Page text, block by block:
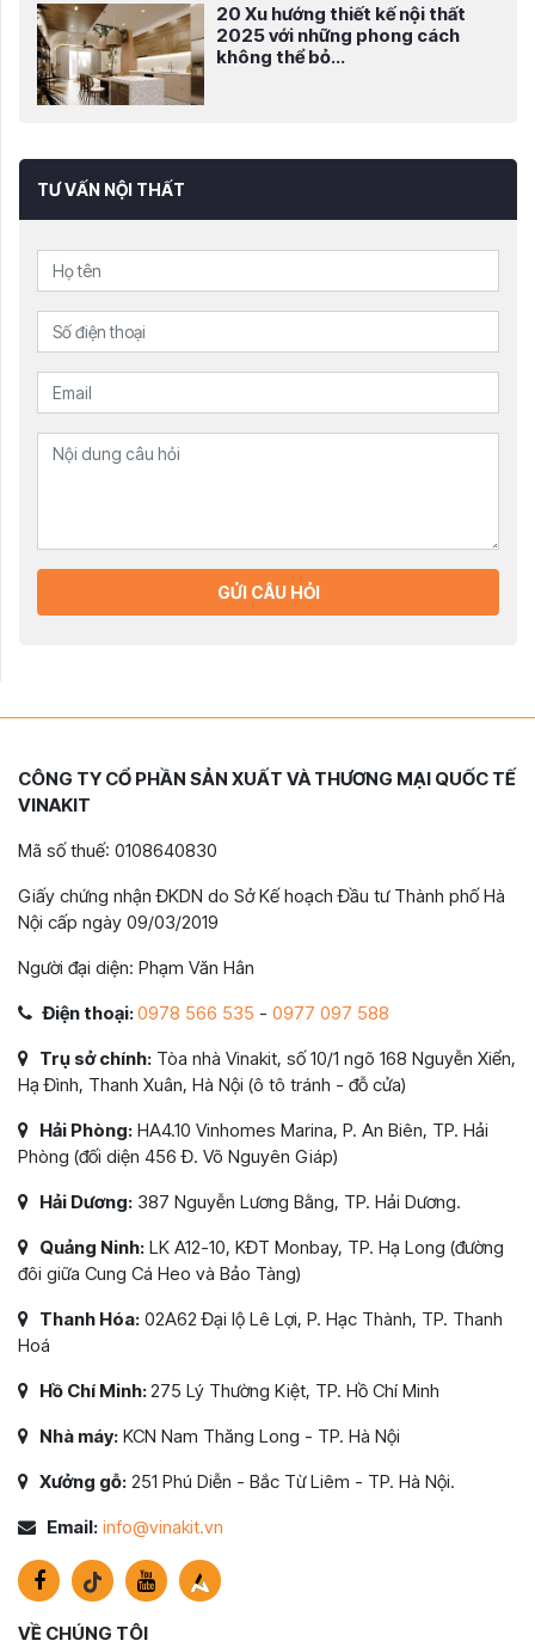
20 Xu hướng thiết kế nội thất
2025 với những phong cách
không thể bỏ...
TƯ VẤN NỘI THẤT
GỬI CÂU HỎI
CÔNG TY CỔ PHẦN SẢN XUẤT VÀ THƯƠNG MẠI QUỐC TẾ
VINAKIT
Mã số thuế: 0108640830
Giấy chứng nhận ĐKDN do Sở Kế hoạch Đầu tư Thành phố Hà
Nội cấp ngày 09/03/2019
Người đại diện: Phạm Văn Hân
Điện thoại:0978 566 535 - 0977 097 588
Trụ sở chính: Tòa nhà Vinakit, số 10/1 ngõ 168 Nguyễn Xiển,
Hạ Đình, Thanh Xuân, Hà Nội (ô tô tránh - đỗ cửa)
Hải Phòng: HA4.10 Vinhomes Marina, P. An Biên, TP. Hải
Phòng (đối diện 456 Đ. Võ Nguyên Giáp)
Hải Dương: 387 Nguyễn Lương Bằng, TP. Hải Dương.
Quảng Ninh: LK A12-10, KĐT Monbay, TP. Hạ Long (đường
đôi giữa Cung Cá Heo và Bảo Tàng)
Thanh Hóa: 02A62 Đại lộ Lê Lợi, P. Hạc Thành, TP. Thanh
Hoá
Hồ Chí Minh:275 Lý Thường Kiệt, TP. Hồ Chí Minh
Nhà máy: KCN Nam Thăng Long - TP. Hà Nội
Xưởng gỗ: 251 Phú Diễn - Bắc Từ Liêm - TP. Hà Nội.
Email: info@vinakit.vn
VỀ CHÚNG TÔI